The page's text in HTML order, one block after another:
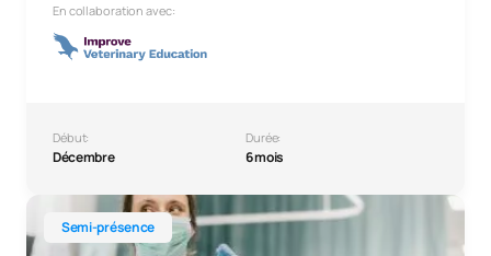
En collaboration avec:
Début:
Décembre
Durée:
6 mois
Semi-présence
Diplôme d'expert dans la prise en charge des ulcères